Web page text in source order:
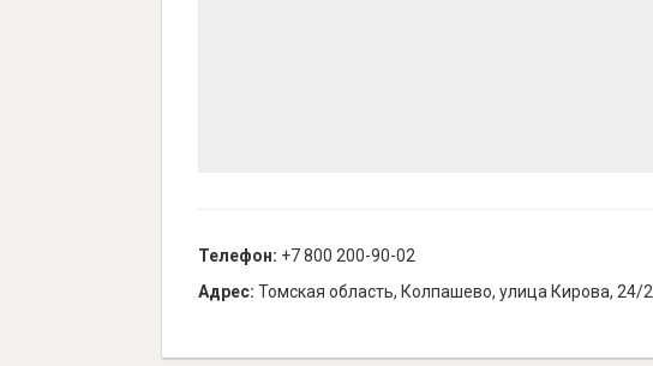
Телефон: +7 800 200-90-02
Адрес: Томская область, Колпашево, улица Кирова, 24/2